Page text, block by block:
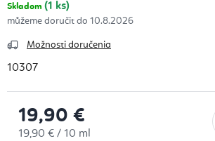
Skladom (1 ks)
10.8.2026
Možnosti doručenia
10307
19,90 €
Jednotková cena:
19,90 € / 10 ml